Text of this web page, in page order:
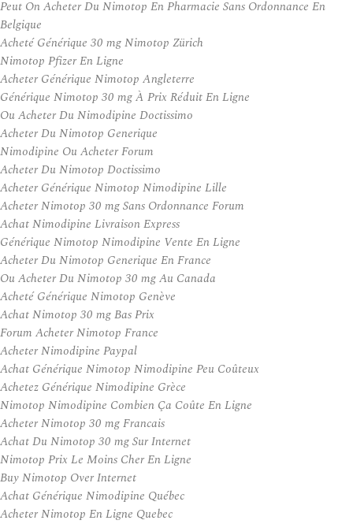
Peut On Acheter Du Nimotop En Pharmacie Sans Ordonnance En
Belgique
Acheté Générique 30 mg Nimotop Zürich
Nimotop Pfizer En Ligne
Acheter Générique Nimotop Angleterre
Générique Nimotop 30 mg À Prix Réduit En Ligne
Ou Acheter Du Nimodipine Doctissimo
Acheter Du Nimotop Generique
Nimodipine Ou Acheter Forum
Acheter Du Nimotop Doctissimo
Acheter Générique Nimotop Nimodipine Lille
Acheter Nimotop 30 mg Sans Ordonnance Forum
Achat Nimodipine Livraison Express
Générique Nimotop Nimodipine Vente En Ligne
Acheter Du Nimotop Generique En France
Ou Acheter Du Nimotop 30 mg Au Canada
Acheté Générique Nimotop Genève
Achat Nimotop 30 mg Bas Prix
Forum Acheter Nimotop France
Acheter Nimodipine Paypal
Achat Générique Nimotop Nimodipine Peu Coûteux
Achetez Générique Nimodipine Grèce
Nimotop Nimodipine Combien Ça Coûte En Ligne
Acheter Nimotop 30 mg Francais
Achat Du Nimotop 30 mg Sur Internet
Nimotop Prix Le Moins Cher En Ligne
Buy Nimotop Over Internet
Achat Générique Nimodipine Québec
Acheter Nimotop En Ligne Quebec